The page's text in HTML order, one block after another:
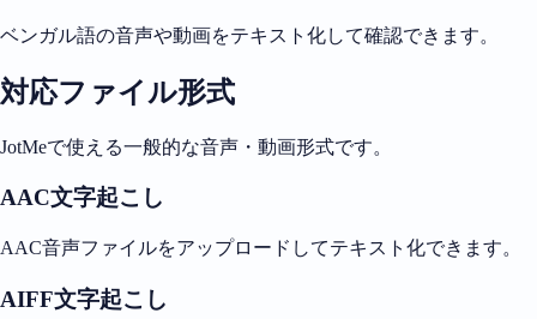
ベンガル語の音声や動画をテキスト化して確認できます。
対応ファイル形式
JotMeで使える一般的な音声・動画形式です。
AAC文字起こし
AAC音声ファイルをアップロードしてテキスト化できます。
AIFF文字起こし